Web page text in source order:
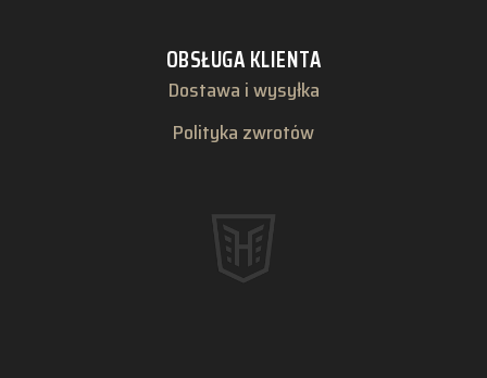
OBSŁUGA KLIENTA
Dostawa i wysyłka
Polityka zwrotów